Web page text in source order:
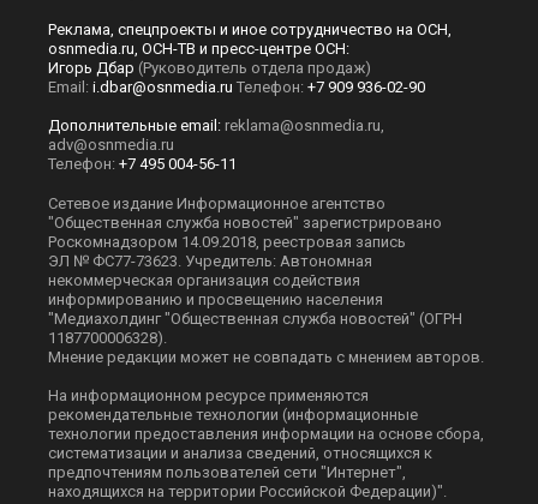
Реклама, спецпроекты и иное сотрудничество на ОСН,
osnmedia.ru, ОСН-ТВ и пресс-центре ОСН:
Игорь Дбар (Руководитель отдела продаж)
Email: i.dbar@osnmedia.ru Телефон: +7 909 936-02-90
Дополнительные email: reklama@osnmedia.ru
adv@osnmedia.ru
Телефон: +7 495 004-56-11
Сетевое издание Информационное агентство
"Общественная служба новостей" зарегистрировано
Роскомнадзором 14.09.2018, реестровая запись
ЭЛ № ФС77-73623. Учредитель: Автономная
некоммерческая организация содействия
информированию и просвещению населения
"Медиахолдинг "Общественная служба новостей" (ОГРН
1187700006328).
Мнение редакции может не совпадать с мнением авторов.
На информационном ресурсе применяются
рекомендательные технологии (информационные
технологии предоставления информации на основе сбора,
систематизации и анализа сведений, относящихся к
предпочтениям пользователей сети "Интернет",
находящихся на территории Российской Федерации)".